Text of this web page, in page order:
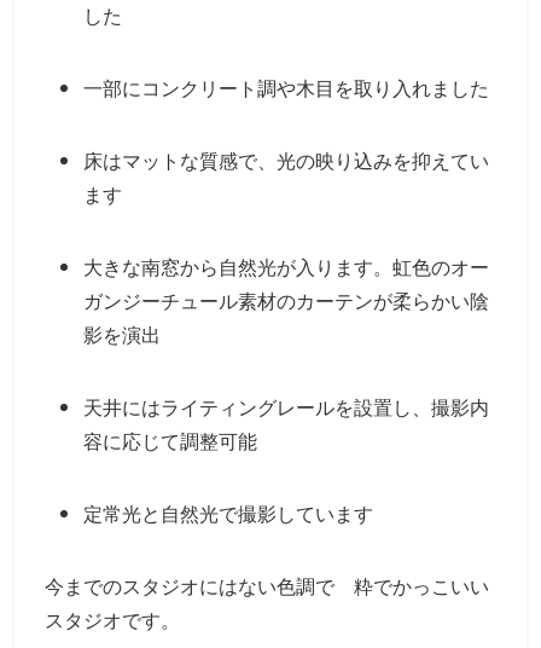
した
一部にコンクリート調や木目を取り入れました
床はマットな質感で、光の映り込みを抑えてい
ます
大きな南窓から自然光が入ります。虹色のオー
ガンジーチュール素材のカーテンが柔らかい陰
影を演出
天井にはライティングレールを設置し、撮影内
容に応じて調整可能
定常光と自然光で撮影しています
今までのスタジオにはない色調で 粋でかっこいい
スタジオです。